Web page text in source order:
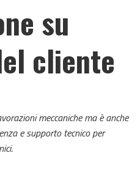
su
cliente
meccaniche ma è anche
e supporto tecnico per